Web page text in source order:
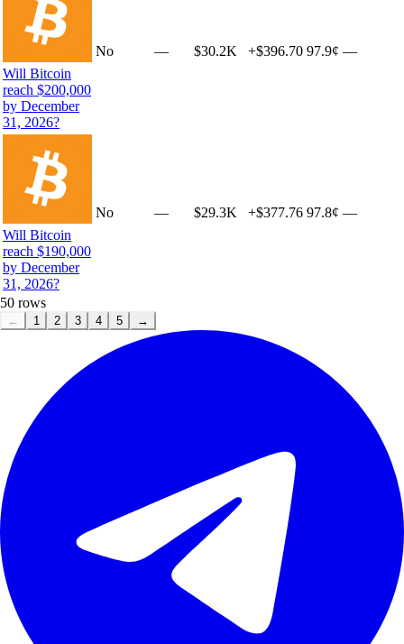
Will Bitcoin
reach $200,000
by December
31, 2026?
No — $30.2K +$396.70 97.9¢ —
Will Bitcoin
reach $190,000
by December
31, 2026?
No — $29.3K +$377.76 97.8¢ —
50 rows
← 1 2 3 4 5 →